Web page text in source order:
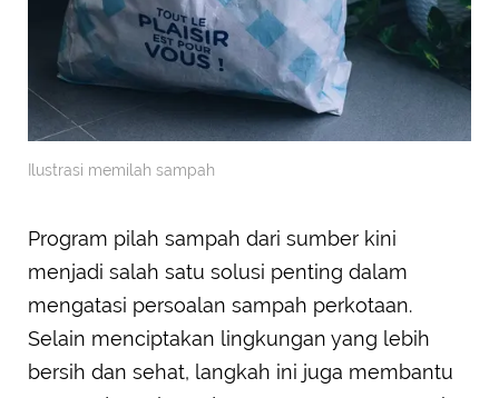
Ilustrasi memilah sampah
Program pilah sampah dari sumber kini
menjadi salah satu solusi penting dalam
mengatasi persoalan sampah perkotaan.
Selain menciptakan lingkungan yang lebih
bersih dan sehat, langkah ini juga membantu